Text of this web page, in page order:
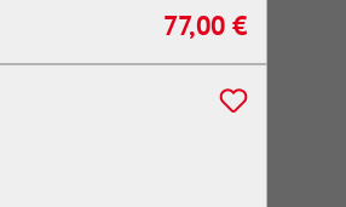
Regulärer Preis:
77,00 €